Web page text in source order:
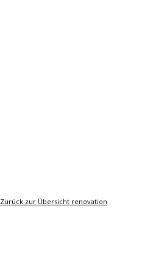
Zurück zur Übersicht renovation